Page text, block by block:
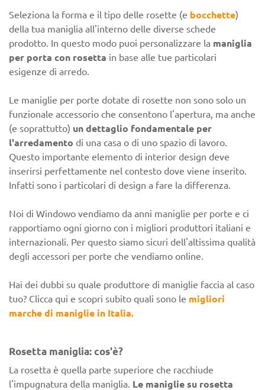
Seleziona la forma e il tipo delle rosette (e bocchette)
della tua maniglia all'interno delle diverse schede
prodotto. In questo modo puoi personalizzare la maniglia
per porta con rosetta in base alle tue particolari
esigenze di arredo.
Le maniglie per porte dotate di rosette non sono solo un
funzionale accessorio che consentono l'apertura, ma anche
(e soprattutto) un dettaglio fondamentale per
l'arredamento di una casa o di uno spazio di lavoro.
Questo importante elemento di interior design deve
inserirsi perfettamente nel contesto dove viene inserito.
Infatti sono i particolari di design a fare la differenza.
Noi di Windowo vendiamo da anni maniglie per porte e ci
rapportiamo ogni giorno con i migliori produttori italiani e
internazionali. Per questo siamo sicuri dell'altissima qualità
degli accessori per porte che vendiamo online.
Hai dei dubbi su quale produttore di maniglie faccia al caso
tuo? Clicca qui e scopri subito quali sono le migliori
marche di maniglie in Italia.
Rosetta maniglia: cos'è?
La rosetta è quella parte superiore che racchiude
l'impugnatura della maniglia. Le maniglie su rosetta